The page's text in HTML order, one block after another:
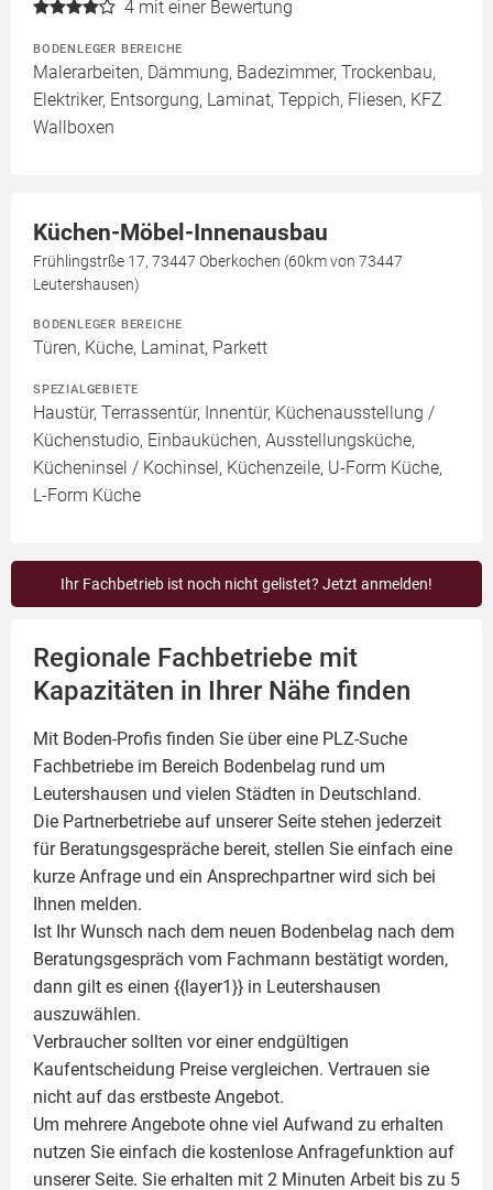
4 mit einer Bewertung
BODENLEGER BEREICHE
Malerarbeiten, Dämmung, Badezimmer, Trockenbau,
Elektriker, Entsorgung, Laminat, Teppich, Fliesen, KFZ
Wallboxen
Küchen-Möbel-Innenausbau
Frühlingstrße 17, 73447 Oberkochen (60km von 73447
Leutershausen)
BODENLEGER BEREICHE
Türen, Küche, Laminat, Parkett
SPEZIALGEBIETE
Haustür, Terrassentür, Innentür, Küchenausstellung /
Küchenstudio, Einbauküchen, Ausstellungsküche,
Kücheninsel / Kochinsel, Küchenzeile, U-Form Küche,
L-Form Küche
Ihr Fachbetrieb ist noch nicht gelistet? Jetzt anmelden!
Regionale Fachbetriebe mit
Kapazitäten in Ihrer Nähe finden
Mit Boden-Profis finden Sie über eine PLZ-Suche
Fachbetriebe im Bereich Bodenbelag rund um
Leutershausen und vielen Städten in Deutschland.
Die Partnerbetriebe auf unserer Seite stehen jederzeit
für Beratungsgespräche bereit, stellen Sie einfach eine
kurze Anfrage und ein Ansprechpartner wird sich bei
Ihnen melden.
Ist Ihr Wunsch nach dem neuen Bodenbelag nach dem
Beratungsgespräch vom Fachmann bestätigt worden,
dann gilt es einen {{layer1}} in Leutershausen
auszuwählen.
Verbraucher sollten vor einer endgültigen
Kaufentscheidung Preise vergleichen. Vertrauen sie
nicht auf das erstbeste Angebot.
Um mehrere Angebote ohne viel Aufwand zu erhalten
nutzen Sie einfach die kostenlose Anfragefunktion auf
unserer Seite. Sie erhalten mit 2 Minuten Arbeit bis zu 5